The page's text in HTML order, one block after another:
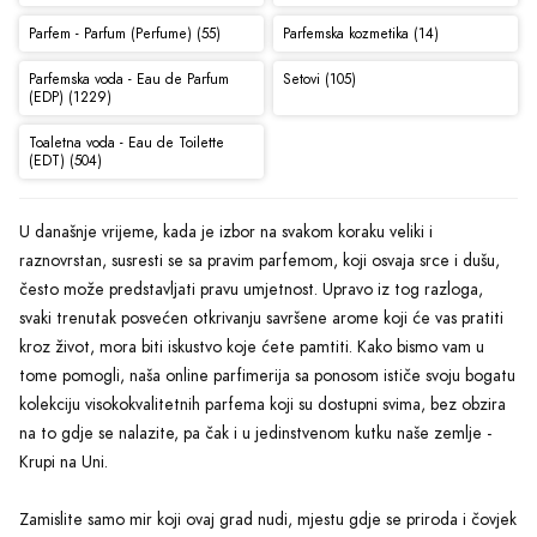
Parfem - Parfum (Perfume) (55) Parfemska kozmetika (14)
Parfemska voda - Eau de Parfum
(EDP) (1229)
Setovi (105)
Toaletna voda - Eau de Toilette
(EDT) (504)
U današnje vrijeme, kada je izbor na svakom koraku veliki i
raznovrstan, susresti se sa pravim parfemom, koji osvaja srce i dušu,
često može predstavljati pravu umjetnost. Upravo iz tog razloga,
svaki trenutak posvećen otkrivanju savršene arome koji će vas pratiti
kroz život, mora biti iskustvo koje ćete pamtiti. Kako bismo vam u
tome pomogli, naša online parfimerija sa ponosom ističe svoju bogatu
kolekciju visokokvalitetnih parfema koji su dostupni svima, bez obzira
na to gdje se nalazite, pa čak i u jedinstvenom kutku naše zemlje -
Krupi na Uni.
Zamislite samo mir koji ovaj grad nudi, mjestu gdje se priroda i čovjek